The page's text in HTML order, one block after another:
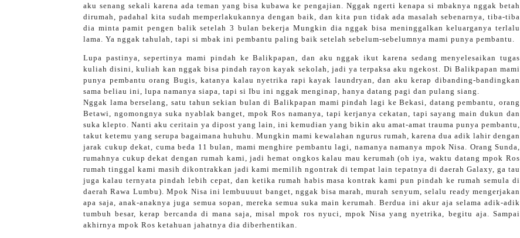
aku senang sekali karena ada teman yang bisa kubawa ke pengajian. Nggak ngerti kenapa si mbaknya nggak betah
dirumah, padahal kita sudah memperlakukannya dengan baik, dan kita pun tidak ada masalah sebenarnya, tiba-tiba
dia minta pamit pengen balik setelah 3 bulan bekerja Mungkin dia nggak bisa meninggalkan keluarganya terlalu
lama. Ya nggak tahulah, tapi si mbak ini pembantu paling baik setelah sebelum-sebelumnya mami punya pembantu.
Lupa pastinya, sepertinya mami pindah ke Balikpapan, dan aku nggak ikut karena sedang menyelesaikan tugas
kuliah disini, kuliah kan nggak bisa pindah rayon kayak sekolah, jadi ya terpaksa aku ngekost. Di Balikpapan mami
punya pembantu orang Bugis, katanya kalau nyetrika rapi kayak laundryan, dan aku kerap dibanding-bandingkan
sama beliau ini, lupa namanya siapa, tapi si Ibu ini nggak menginap, hanya datang pagi dan pulang siang.
Nggak lama berselang, satu tahun sekian bulan di Balikpapan mami pindah lagi ke Bekasi, datang pembantu, orang
Betawi, ngomongnya suka nyablak banget, mpok Ros namanya, tapi kerjanya cekatan, tapi sayang main dukun dan
suka klepto. Nanti aku ceritain ya dipost yang lain, ini kemudian yang bikin aku amat-amat trauma punya pembantu,
takut ketemu yang serupa bagaimana huhuhu. Mungkin mami kewalahan ngurus rumah, karena dua adik lahir dengan
jarak cukup dekat, cuma beda 11 bulan, mami menghire pembantu lagi, namanya namanya mpok Nisa. Orang Sunda,
rumahnya cukup dekat dengan rumah kami, jadi hemat ongkos kalau mau kerumah (oh iya, waktu datang mpok Ros
rumah tinggal kami masih dikontrakkan jadi kami memilih ngontrak di tempat lain tepatnya di daerah Galaxy, ga tau
juga kalau ternyata pindah lebih cepat, dan ketika rumah habis masa kontrak kami pun pindah ke rumah semula di
daerah Rawa Lumbu). Mpok Nisa ini lembuuuut banget, nggak bisa marah, murah senyum, selalu ready mengerjakan
apa saja, anak-anaknya juga semua sopan, mereka semua suka main kerumah. Berdua ini akur aja selama adik-adik
tumbuh besar, kerap bercanda di mana saja, misal mpok ros nyuci, mpok Nisa yang nyetrika, begitu aja. Sampai
akhirnya mpok Ros ketahuan jahatnya dia diberhentikan.